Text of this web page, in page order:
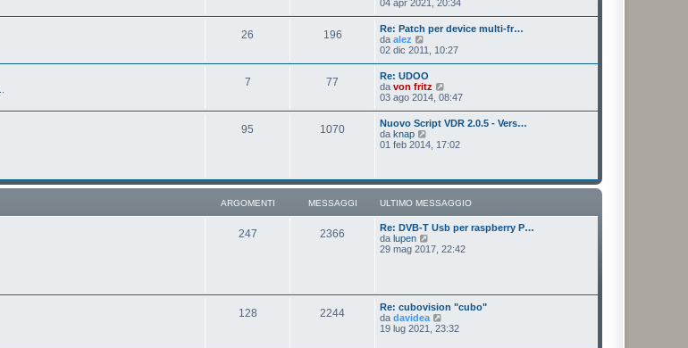
o
g
o
t
i
m
m
e
s
a
g
g
i
u
l
t
i
o
m
e
s
s
a
g
o
04 apr 2021, 20:34
26 196
Re: Patch per device multi-fr…
da alez
e
i
u
l
t
i
m
o
m
s
a
g
g
o
02 dic 2011, 10:27
7 77
Re: UDOO
da von fritz
e
i
u
l
t
o
e
s
s
g
03 ago 2014, 08:47
95 1070
Nuovo Script VDR 2.0.5 - Vers…
da knap
e
l
i
m
o
m
e
g
g
i
o
01 feb 2014, 17:02
ARGOMENTI MESSAGGI ULTIMO MESSAGGIO
247 2366
Re: DVB-T Usb per raspberry P…
da lupen
e
t
i
m
o
29 mag 2017, 22:42
128 2244
Re: cubovision "cubo"
da davidea
e
19 lug 2021, 23:32